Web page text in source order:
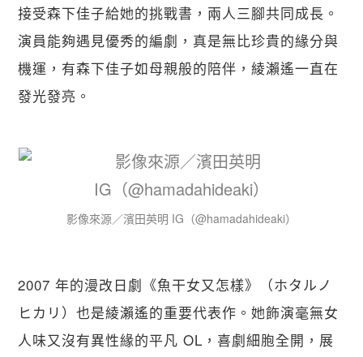
接受森下佳子給她的挑戰書，兩人三腳共同成長。
演員能夠遇見優秀的編劇，真是無比珍貴的緣分與
機運，有森下佳子如母親般的陪伴，綾瀨遙一直在
發光發亮。
影像來源／濱田英明 IG（@hamadahideaki）
2007 年的漫改日劇《魚干女又怎樣》（ホタルノ
ヒカリ）也是綾瀨遙的重要代表作。她飾演毫無女
人味又沒有異性緣的平凡 OL，喜劇細胞全開，展